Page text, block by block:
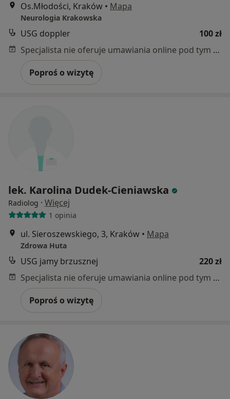
Os.Młodości, Kraków • Mapa
Neurologia Krakowska
USG doppler
100 zł
Specjalista nie oferuje umawiania online pod tym adresem.
Poproś o wizytę
lek. Karolina Dudek-Cieniawska
Radiolog · Więcej
1 opinia
ul. Sieroszewskiego, 3, Kraków • Mapa
Zdrowa Huta
USG jamy brzusznej
220 zł
Specjalista nie oferuje umawiania online pod tym adresem.
Poproś o wizytę